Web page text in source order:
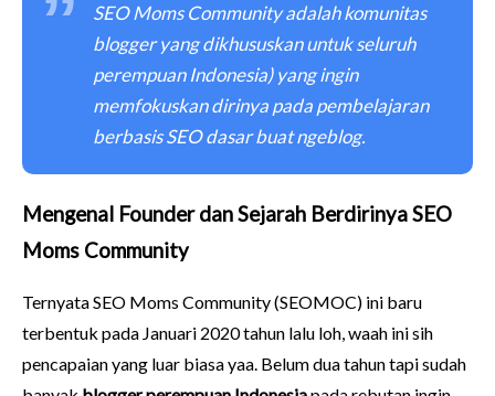
SEO Moms Community adalah komunitas
blogger yang dikhususkan untuk seluruh
perempuan Indonesia) yang ingin
memfokuskan dirinya pada pembelajaran
berbasis SEO dasar buat ngeblog.
Mengenal Founder dan Sejarah Berdirinya SEO
Moms Community
Ternyata SEO Moms Community (SEOMOC) ini baru
terbentuk pada Januari 2020 tahun lalu loh, waah ini sih
pencapaian yang luar biasa yaa. Belum dua tahun tapi sudah